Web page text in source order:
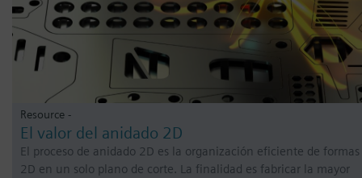
Resource -
El valor del anidado 2D
El proceso de anidado 2D es la organización eficiente de formas
2D en un solo plano de corte. La finalidad es fabricar la mayor